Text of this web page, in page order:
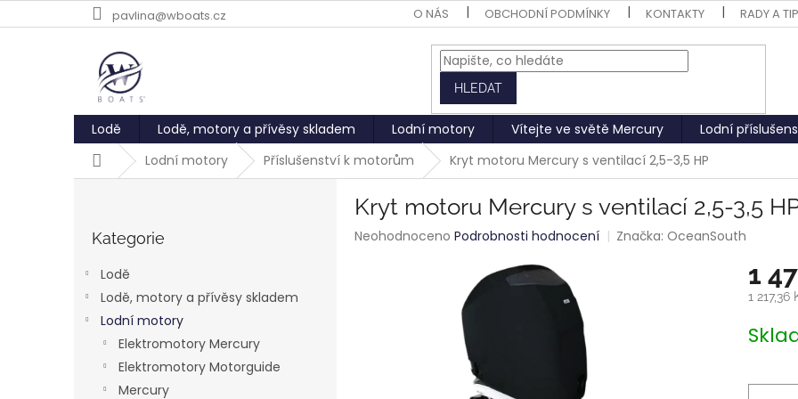
na
pavlina@wboats.cz O NÁS OBCHODNÍ PODMÍNKY KONTAKTY RADY A
HLEDAT
Lodě Lodě, motory a přívěsy skladem Lodní motory Vítejte ve světě Mercury Lodní
DomůLodní motory Příslušenství k motorům Kryt motoru Mercury s ventilací 2,5-3,5 HP
kategorie
Kategorie
Lodě
Lodě, motory a přívěsy skladem
Lodní motory
Elektromotory Mercury
Elektromotory Motorguide
Mercury
Kryt motoru Mercury s ventilací 2,5-3,5
Průměrné
Neohodnoceno Podrobnosti hodnocení Značka:OceanSouth
1
1 217,36
cena: